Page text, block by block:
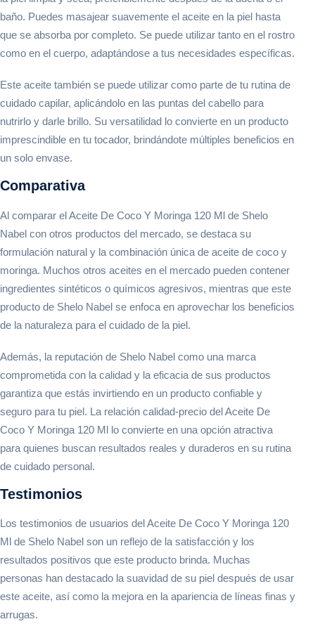
baño. Puedes masajear suavemente el aceite en la piel hasta
que se absorba por completo. Se puede utilizar tanto en el rostro
como en el cuerpo, adaptándose a tus necesidades específicas.
Este aceite también se puede utilizar como parte de tu rutina de
cuidado capilar, aplicándolo en las puntas del cabello para
nutrirlo y darle brillo. Su versatilidad lo convierte en un producto
imprescindible en tu tocador, brindándote múltiples beneficios en
un solo envase.
Comparativa
Al comparar el Aceite De Coco Y Moringa 120 Ml de Shelo
Nabel con otros productos del mercado, se destaca su
formulación natural y la combinación única de aceite de coco y
moringa. Muchos otros aceites en el mercado pueden contener
ingredientes sintéticos o químicos agresivos, mientras que este
producto de Shelo Nabel se enfoca en aprovechar los beneficios
de la naturaleza para el cuidado de la piel.
Además, la reputación de Shelo Nabel como una marca
comprometida con la calidad y la eficacia de sus productos
garantiza que estás invirtiendo en un producto confiable y
seguro para tu piel. La relación calidad-precio del Aceite De
Coco Y Moringa 120 Ml lo convierte en una opción atractiva
para quienes buscan resultados reales y duraderos en su rutina
de cuidado personal.
Testimonios
Los testimonios de usuarios del Aceite De Coco Y Moringa 120
Ml de Shelo Nabel son un reflejo de la satisfacción y los
resultados positivos que este producto brinda. Muchas
personas han destacado la suavidad de su piel después de usar
este aceite, así como la mejora en la apariencia de líneas finas y
arrugas.